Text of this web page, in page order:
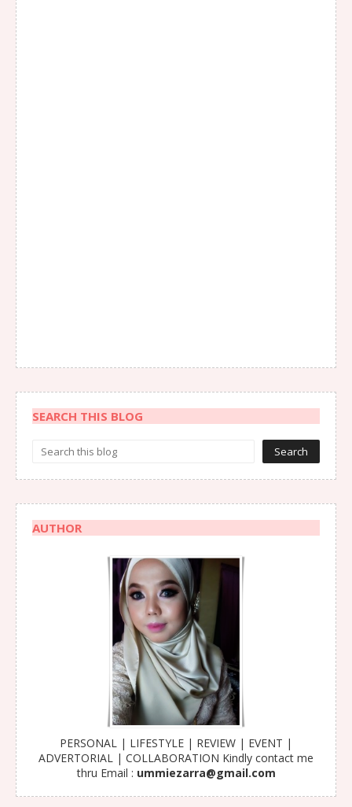
SEARCH THIS BLOG
AUTHOR
PERSONAL | LIFESTYLE | REVIEW | EVENT |
ADVERTORIAL | COLLABORATION Kindly contact me
thru Email : ummiezarra@gmail.com